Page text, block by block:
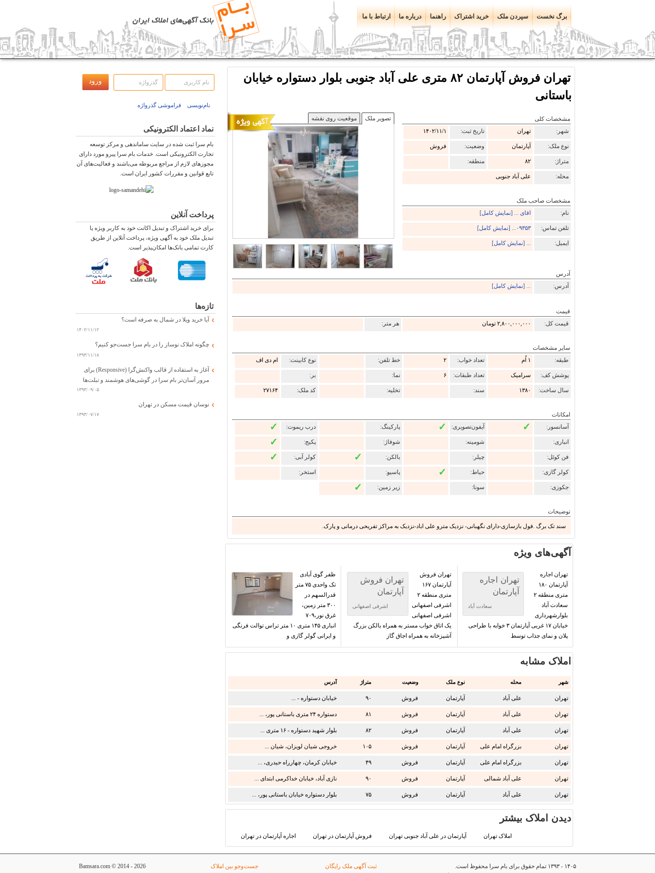
برگ نخست سپردن ملک خرید اشتراک راهنما درباره ما ارتباط با ما
نام‌نویسی فراموشی گذرواژه
نماد اعتماد الکترونیکی
بام سرا ثبت شده در سایت ساماندهی و مرکز توسعه
تجارت الکترونیکی است. خدمات بام سرا پیرو مورد دارای
مجوزهای لازم از مراجع مربوطه می‌باشند و فعاليت‌های آن
تابع قوانين و مقررات کشور ايران است.
پرداخت آنلاین
برای خرید اشتراک و تبدیل اکانت خود به کاربر ویژه یا
تبدیل ملک خود به آگهی ویژه، پرداخت آنلاین از طریق
کارت تمامی بانک‌ها امکان‌پذیر است.
تازه‌ها
آیا خرید ویلا در شمال به صرفه است؟
۱۴۰۲/۱۱/۱۲
چگونه املاک نوساز را در بام سرا جست‌جو کنیم؟
۱۳۹۳/۱۱/۱۸
آغاز به استفاده از قالب واکنش‌گرا (Responsive) برای
مرور آسان‌تر بام سرا در گوشی‌های هوشمند و تبلت‌ها
۱۳۹۳/۰۹/۰۵
نوسان قیمت مسکن در تهران
۱۳۹۳/۰۷/۱۷
تهران فروش آپارتمان ۸۲ متری علی آباد جنوبی بلوار دستواره خیابان
باستانی
تصویر ملک موقعیت روی نقشه
مشخصات کلی
شهر:
تهران تاریخ ثبت: ۱۴۰۲/۱۱/۱
نوع ملک: آپارتمان وضعیت: فروش
متراژ: ۸۲ منطقه:
محله: علی آباد جنوبی
مشخصات صاحب ملک
نام:
اقای ... [نمایش کامل]
تلفن تماس: ۰۹۳۵۳... [نمایش کامل]
ایمیل: ... [نمایش کامل]
آدرس
آدرس:
... [نمایش کامل]
قیمت
قیمت کل:
۲,۸۰۰,۰۰۰,۰۰۰ تومان هر متر:
سایر مشخصات
طبقه:
۱ اُم تعداد خواب: ۲ خط تلفن: نوع کابینت: ام دی اف
پوشش کف: سرامیک تعداد طبقات: ۶ نما: بر:
سال ساخت: ۱۳۸۰ سند: تخلیه: کد ملک: ۲۷۱۶۴
امکانات
آسانسور:
✓ آیفون‌تصویری: ✓ پارکینگ: درب ریموت: ✓
انباری: شومینه: شوفاژ: پکیج: ✓
فن کوئل: چیلر: بالکن: ✓ کولر آبی: ✓
کولر گازی: حیاط: ✓ پاسیو: استخر:
جکوزی: سونا: زیر زمین: ✓
توضیحات
سند تک برگ .فول بازسازی-دارای نگهبانی- نزدیک مترو علی اباد-نزدیک به مراکز تفریحی درمانی و پارک.
آگهی‌های ویژه
تهران اجاره
آپارتمان
سعادت آباد
تهران اجاره
آپارتمان ۱۸۰
متری منطقه ۲
سعادت آباد
بلوارشهرداری
خیابان ۱۷ غربی آپارتمان ۳ خوابه با طراحی
پلان و نمای جذاب توسط
تهران فروش
آپارتمان
اشرفی اصفهانی
تهران فروش
آپارتمان ۱۶۷
متری منطقه ۲
اشرفی اصفهانی
اشرفی اصفهانی
یک اتاق خواب مستر به همراه بالکن بزرگ
آشپزخانه به همراه اجاق گاز
ظفر گوی آبادی
تک واحدی ۷۵ متر
قدرالسهم در
۳۰۰ متر زمین،
غرق نور،۷۰۹
انباری ۱۴۵ متری ۱۰ متر تراس توالت فرنگی
و ایرانی گولر گازی و
املاک مشابه
شهر محله نوع ملک وضعیت متراژ آدرس
تهران علی آباد آپارتمان فروش ۹۰ خیابان دستواره - ...
تهران علی آباد آپارتمان فروش ۸۱ دستواره ۲۴ متری باستانی پور، ...
تهران علی آباد آپارتمان فروش ۸۲ بلوار شهید دستواره - ۱۶ متری ...
تهران بزرگراه امام علی آپارتمان فروش ۱۰۵ خروجی شیان لویزان، شیان ...
تهران بزرگراه امام علی آپارتمان فروش ۴۹ خیابان کرمان، چهارراه حیدری، ...
تهران علی آباد شمالی آپارتمان فروش ۹۰ نازی آباد، خیابان خداکرمی ابتدای ...
تهران علی آباد آپارتمان فروش ۷۵ بلوار دستواره خیابان باستانی پور، ...
دیدن املاک بیشتر
املاک تهران آپارتمان در علی آباد جنوبی تهران فروش آپارتمان در تهران اجاره آپارتمان در تهران
ثبت آگهی ملک رایگان جست‌وجو بین املاک
۱۴۰۵ - ۱۳۹۳ تمام حقوق برای بام سرا محفوظ است.
Bamsara.com © 2014 - 2026